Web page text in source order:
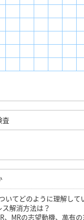
査
いてどのように理解して
ス解消方法は？
、MRの志望動機、萬有